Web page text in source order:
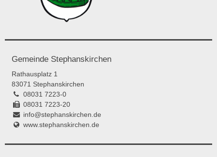
Gemeinde Stephanskirchen
Rathausplatz 1
83071 Stephanskirchen
08031 7223-0
08031 7223-20
info@stephanskirchen.de
www.stephanskirchen.de